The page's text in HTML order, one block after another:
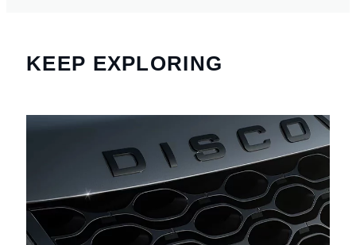
KEEP EXPLORING